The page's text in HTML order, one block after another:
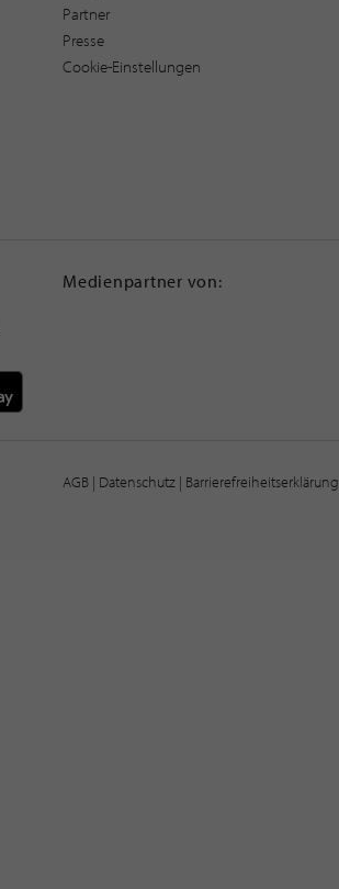
Partner
Presse
Cookie-Einstellungen
Medienpartner von:
AGB | Datenschutz | Barrierefreiheitserklärung